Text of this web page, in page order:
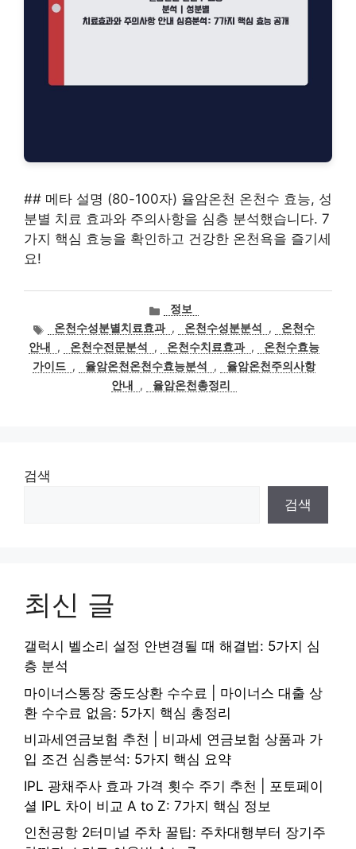
## 메타 설명 (80-100자) 율암온천 온천수 효능, 성
분별 치료 효과와 주의사항을 심층 분석했습니다. 7
가지 핵심 효능을 확인하고 건강한 온천욕을 즐기세
요!
카
테
고
리
정보
태
그
온천수성분별치료효과 , 온천수성분분석 ,
온천수
안내
, 온천수전문분석 , 온천수치료효과 ,
온천수효능
가이드 , 율암온천온천수효능분석 ,
율암온천주의사항
안내
, 율암온천총정리
검색
검색
최신 글
갤럭시 벨소리 설정 안변경될 때 해결법: 5가지 심
층 분석
마이너스통장 중도상환 수수료 | 마이너스 대출 상
환 수수료 없음: 5가지 핵심 총정리
비과세연금보험 추천 | 비과세 연금보험 상품과 가
입 조건 심층분석: 5가지 핵심 요약
IPL 광채주사 효과 가격 횟수 주기 추천 | 포토페이
셜 IPL 차이 비교 A to Z: 7가지 핵심 정보
인천공항 2터미널 주차 꿀팁: 주차대행부터 장기주